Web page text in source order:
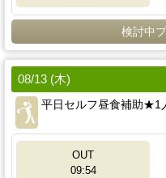
検討中
08/13 (木)
平日セルフ昼食補助
OUT
09:54